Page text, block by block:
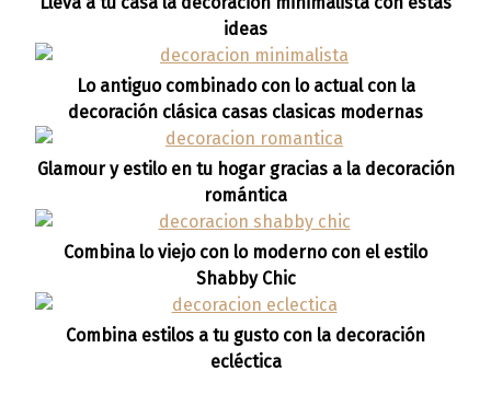
ideas
Lo antiguo combinado con lo actual con la
decoración clásica casas clasicas modernas
Glamour y estilo en tu hogar gracias a la decoración
romántica
Combina lo viejo con lo moderno con el estilo
Shabby Chic
Combina estilos a tu gusto con la decoración
ecléctica